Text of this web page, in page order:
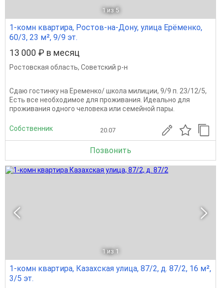
1 из 5
1-комн квартира, Ростов-на-Дону, улица Ерёменко,
60/3, 23 м², 9/9 эт.
13 000 ₽ в месяц
Ростовская область, Советский р-н
Сдаю гостинку на Еременко/ школа милиции, 9/9 п. 23/12/5,
Есть все необходимое для проживания. Идеально для
проживания одного человека или семейной пары.
Собственник 20.07
Позвонить
1 из 1
1-комн квартира, Казахская улица, 87/2, д. 87/2, 16 м²,
3/5 эт.